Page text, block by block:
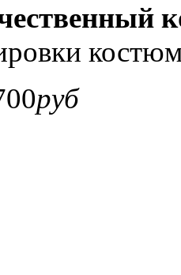
руб